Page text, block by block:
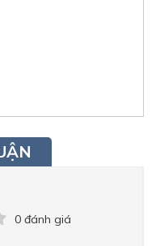
0 đánh giá